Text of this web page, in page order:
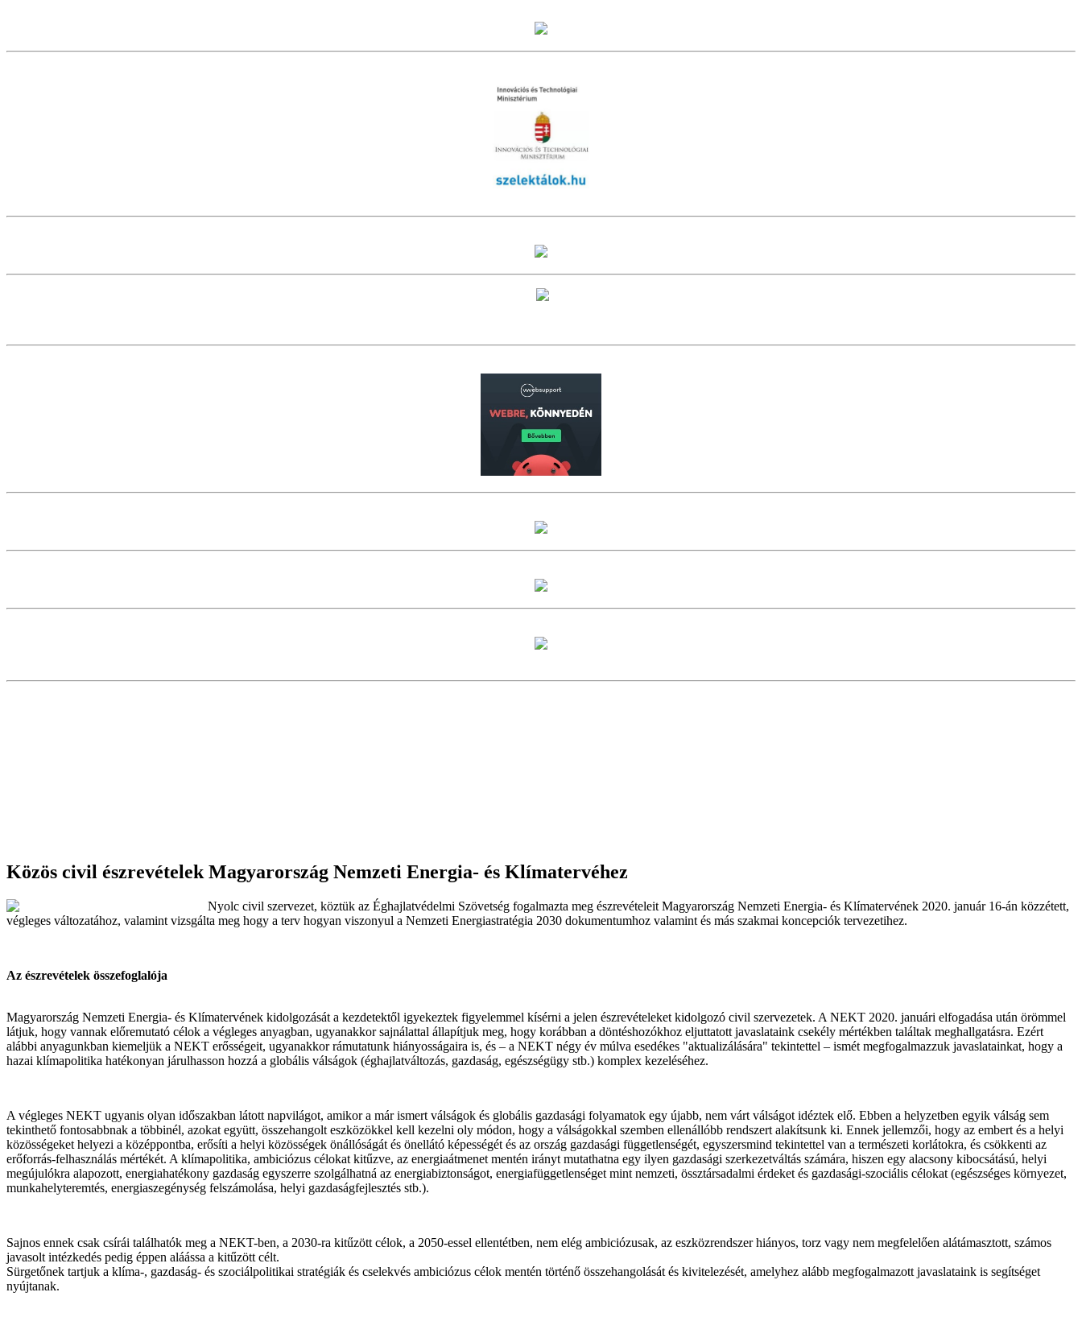
Közös civil észrevételek Magyarország Nemzeti Energia- és Klímatervéhez
Nyolc civil szervezet, köztük az Éghajlatvédelmi Szövetség fogalmazta meg észrevételeit Magyarország Nemzeti Energia- és Klímatervének 2020. január 16-án közzétett,
végleges változatához, valamint vizsgálta meg hogy a terv hogyan viszonyul a Nemzeti Energiastratégia 2030 dokumentumhoz valamint és más szakmai koncepciók tervezetihez.
Az észrevételek összefoglalója
Magyarország Nemzeti Energia- és Klímatervének kidolgozását a kezdetektől igyekeztek figyelemmel kísérni a jelen észrevételeket kidolgozó civil szervezetek. A NEKT 2020. januári elfogadása után örömmel
látjuk, hogy vannak előremutató célok a végleges anyagban, ugyanakkor sajnálattal állapítjuk meg, hogy korábban a döntéshozókhoz eljuttatott javaslataink csekély mértékben találtak meghallgatásra. Ezért
alábbi anyagunkban kiemeljük a NEKT erősségeit, ugyanakkor rámutatunk hiányosságaira is, és – a NEKT négy év múlva esedékes "aktualizálására" tekintettel – ismét megfogalmazzuk javaslatainkat, hogy a
hazai klímapolitika hatékonyan járulhasson hozzá a globális válságok (éghajlatváltozás, gazdaság, egészségügy stb.) komplex kezeléséhez.
A végleges NEKT ugyanis olyan időszakban látott napvilágot, amikor a már ismert válságok és globális gazdasági folyamatok egy újabb, nem várt válságot idéztek elő. Ebben a helyzetben egyik válság sem
tekinthető fontosabbnak a többinél, azokat együtt, összehangolt eszközökkel kell kezelni oly módon, hogy a válságokkal szemben ellenállóbb rendszert alakítsunk ki. Ennek jellemzői, hogy az embert és a helyi
közösségeket helyezi a középpontba, erősíti a helyi közösségek önállóságát és önellátó képességét és az ország gazdasági függetlenségét, egyszersmind tekintettel van a természeti korlátokra, és csökkenti az
erőforrás-felhasználás mértékét. A klímapolitika, ambiciózus célokat kitűzve, az energiaátmenet mentén irányt mutathatna egy ilyen gazdasági szerkezetváltás számára, hiszen egy alacsony kibocsátású, helyi
megújulókra alapozott, energiahatékony gazdaság egyszerre szolgálhatná az energiabiztonságot, energiafüggetlenséget mint nemzeti, össztársadalmi érdeket és gazdasági-szociális célokat (egészséges környezet,
munkahelyteremtés, energiaszegénység felszámolása, helyi gazdaságfejlesztés stb.).
Sajnos ennek csak csírái találhatók meg a NEKT-ben, a 2030-ra kitűzött célok, a 2050-essel ellentétben, nem elég ambiciózusak, az eszközrendszer hiányos, torz vagy nem megfelelően alátámasztott, számos
javasolt intézkedés pedig éppen aláássa a kitűzött célt.
Sürgetőnek tartjuk a klíma-, gazdaság- és szociálpolitikai stratégiák és cselekvés ambiciózus célok mentén történő összehangolását és kivitelezését, amelyhez alább megfogalmazott javaslataink is segítséget
nyújtanak.